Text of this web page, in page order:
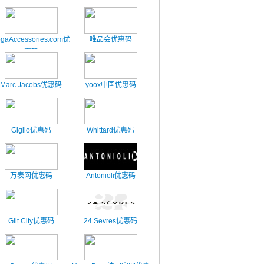
优
惠码
唯品会优惠码
Marc Jacobs优惠码 yoox中国优惠码
Giglio优惠码 Whittard优惠码
万表网优惠码 Antonioli优惠码
Gilt City优惠码 24 Sevres优惠码